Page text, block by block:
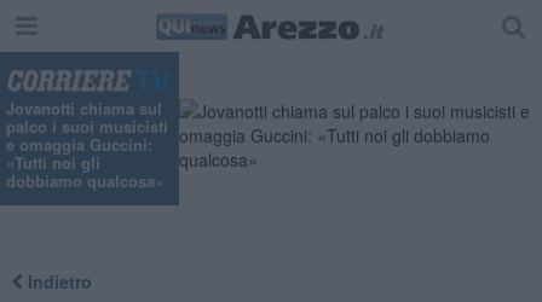
Jovanotti chiama sul
palco i suoi musicisti
e omaggia Guccini:
«Tutti noi gli
dobbiamo qualcosa»
Indietro